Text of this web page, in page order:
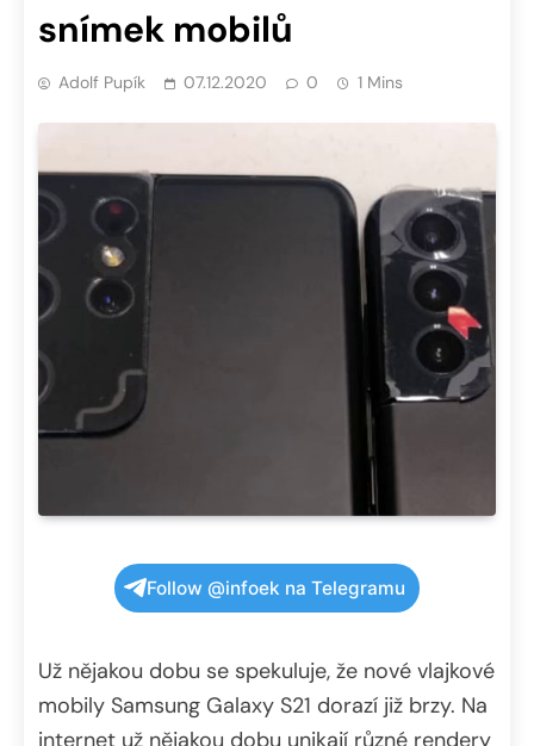
snímek mobilů
Adolf Pupík 07.12.2020 0 1 Mins
Follow @infoek na Telegramu
Už nějakou dobu se spekuluje, že nové vlajkové
mobily Samsung Galaxy S21 dorazí již brzy. Na
internet už nějakou dobu unikají různé rendery